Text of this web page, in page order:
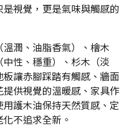
視覺，更是氣味與觸感的
溫潤、油脂香氣）、檜木
中性、穩重）、杉木（淡
讓赤腳踩踏有觸感、牆面
供視覺的溫暖感、家具作
護木油保持天然質感、定
不追求全新。